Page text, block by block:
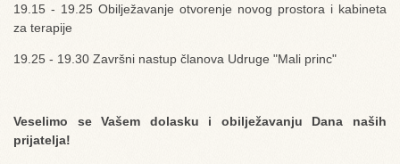
19.15 - 19.25 Obilježavanje otvorenje novog prostora i kabineta
za terapije
19.25 - 19.30 Završni nastup članova Udruge "Mali princ"
Veselimo se Vašem dolasku i obilježavanju Dana naših
prijatelja!